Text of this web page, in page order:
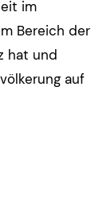
im
Bereich der
hat und
auf